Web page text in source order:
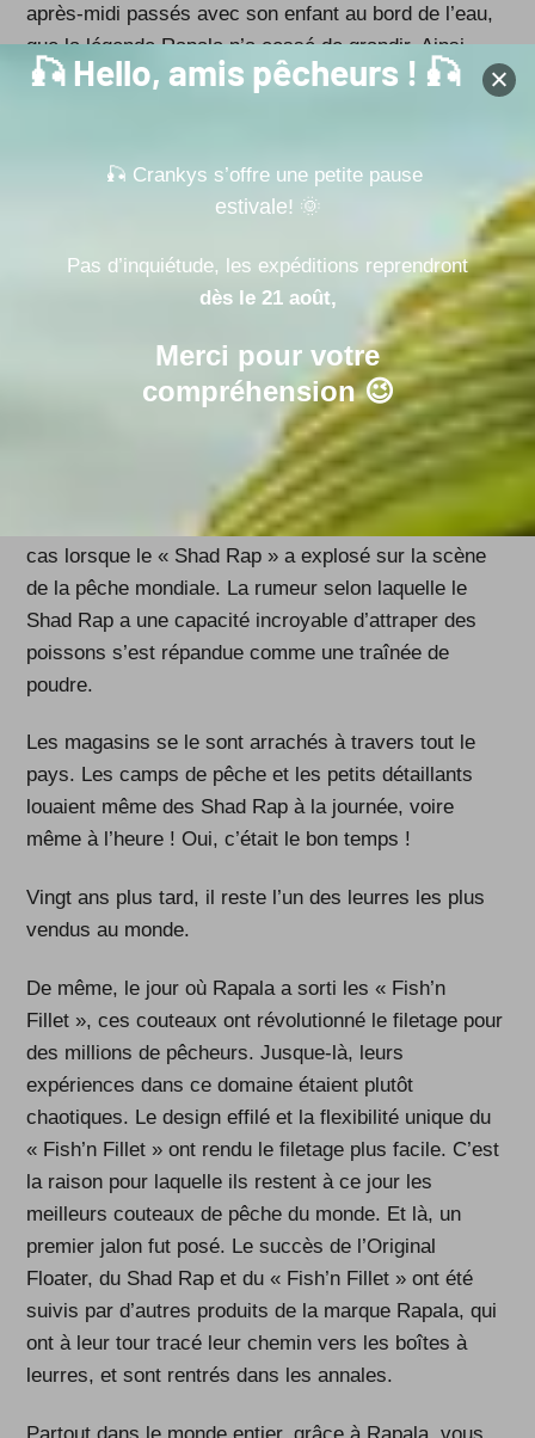
🎣 Hello, amis pêcheurs ! 🎣
🎣 Crankys s’offre une petite pause
estivale! 🌞
Pas d’inquiétude, les expéditions reprendront
dès le 21 août,
Merci pour votre
compréhension 😉
après-midi passés avec son enfant au bord de l’eau,
que la légende Rapala n’a cessé de grandir. Ainsi,
une profonde confiance a commencé à s’installer
devinrent des héros aux yeux de leurs enfants, et de
plus en plus de pêcheurs se sont mit à utiliser des
Pour des millions de personnes, le succès pourrait se
mesurer par le nombre croissant de trophées de
pêche obtenus grâce aux leurres Rapala. À ce jour,
aucun autre leurre n’a obtenu autant de records du
monde ! Et, comme chez Rapala, nous sommes des
pêcheurs avant tout, nous savons non seulement de
quoi nos amis pêcheurs ont besoin, mais aussi ce
dont ils ne peuvent pas se passer. Comme ce fut le
cas lorsque le « Shad Rap » a explosé sur la scène
de la pêche mondiale. La rumeur selon laquelle le
Shad Rap a une capacité incroyable d’attraper des
poissons s’est répandue comme une traînée de
poudre.
Les magasins se le sont arrachés à travers tout le
pays. Les camps de pêche et les petits détaillants
louaient même des Shad Rap à la journée, voire
même à l’heure ! Oui, c’était le bon temps !
Vingt ans plus tard, il reste l’un des leurres les plus
vendus au monde.
De même, le jour où Rapala a sorti les « Fish’n
Fillet », ces couteaux ont révolutionné le filetage pour
des millions de pêcheurs. Jusque-là, leurs
expériences dans ce domaine étaient plutôt
chaotiques. Le design effilé et la flexibilité unique du
« Fish’n Fillet » ont rendu le filetage plus facile. C’est
la raison pour laquelle ils restent à ce jour les
meilleurs couteaux de pêche du monde. Et là, un
premier jalon fut posé. Le succès de l’Original
Floater, du Shad Rap et du « Fish’n Fillet » ont été
suivis par d’autres produits de la marque Rapala, qui
ont à leur tour tracé leur chemin vers les boîtes à
leurres, et sont rentrés dans les annales.